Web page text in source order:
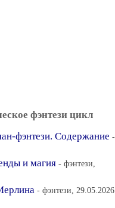
фэнтези цикл
фэнтези. Содержание -
и магия - фэнтези,
- фэнтези, 29.05.2026